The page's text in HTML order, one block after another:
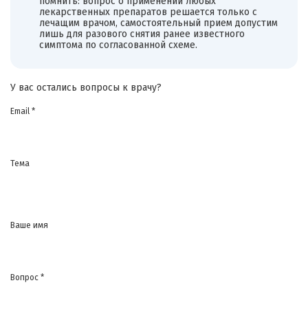
лекарственных препаратов решается только с
лечащим врачом, самостоятельный прием допустим
лишь для разового снятия ранее известного
симптома по согласованной схеме.
У вас остались вопросы к врачу?
Email *
Тема
Ваше имя
Вопрос *